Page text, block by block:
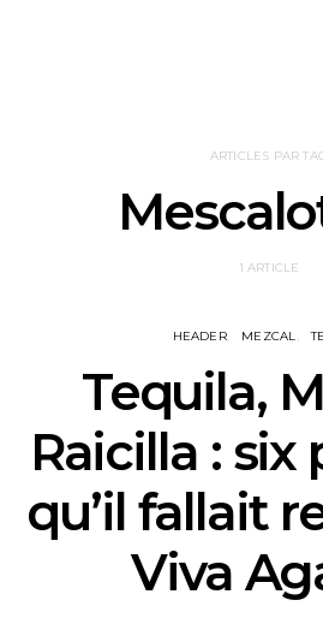
ARTICLES PAR
1 ARTICLE
HEADER MEZCAL
Tequila,
Raicilla :
qu’il fallait
Viva